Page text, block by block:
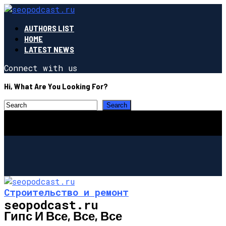
AUTHORS LIST
HOME
LATEST NEWS
Connect with us
Hi, What Are You Looking For?
seopodcast.ru
Строительство и ремонт
Гипс И Все, Все, Все